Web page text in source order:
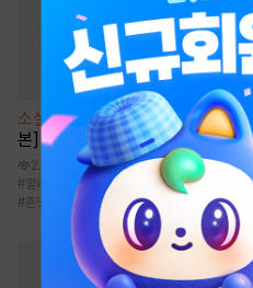
소설 [BL] Call Call Call [단행
본]
2.1만
# 할리킹 군림수 # 계약관계 #츤데레공
#존댓말공